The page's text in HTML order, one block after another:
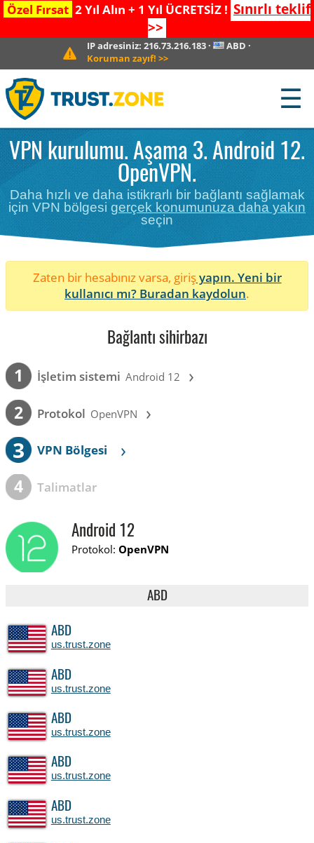
Özel Fırsat 2 Yıl Alın + 1 Yıl ÜCRETSİZ ! Sınırlı teklif
>>
IP adresiniz:216.73.216.183 · ABD ·
Koruman zayıf! >>
☰
VPN kurulumu. Aşama 3. Android 12.
OpenVPN.
Daha hızlı ve daha istikrarlı bir bağlantı sağlamak
için VPN bölgesi gerçek konumunuza daha yakın
seçin
Zaten bir hesabınız varsa, girişyapın. Yeni bir
kullanıcı mı? Buradan kaydolun.
Bağlantı sihirbazı
1 İşletim sistemi Android 12 ›
2 Protokol OpenVPN ›
3 VPN Bölgesi ›
4 Talimatlar
Android 12
Protokol:OpenVPN
ABD
ABD
us.trust.zone
ABD
us.trust.zone
ABD
us.trust.zone
ABD
us.trust.zone
ABD
us.trust.zone